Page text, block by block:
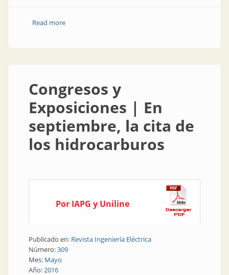
Read moreabout Recursos naturales | Gas y petróleo tuvieron
Congresos y
Exposiciones | En
septiembre, la cita de
los hidrocarburos
Por IAPG y Uniline
Publicado en: Revista Ingeniería Eléctrica
Número:309
Mes: Mayo
Año:2016